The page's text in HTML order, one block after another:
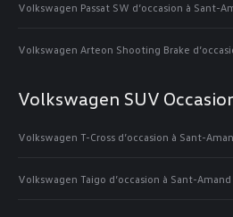
Volkswagen Passat SW d’occasion à Sant-
Volkswagen Arteon Shooting Brake
Volkswagen SUV
Volkswagen T-Cross d’occasion à Sant-
Volkswagen Taigo d’occasion à Sant-Amand